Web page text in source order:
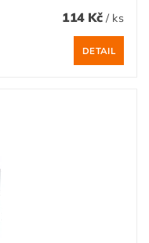
114 Kč / ks
DETAIL